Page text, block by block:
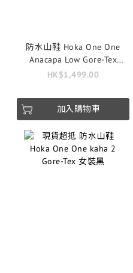
防水山鞋 Hoka One One
Anacapa Low Gore-Tex
nimbus cloud
HK$1,499.00
加入購物車